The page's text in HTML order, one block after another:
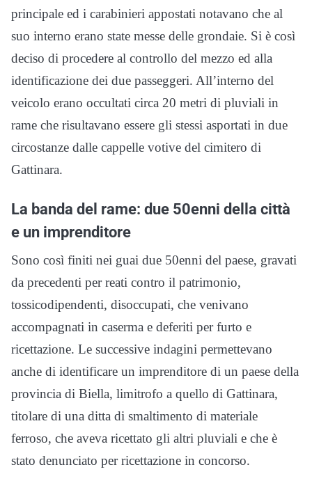
principale ed i carabinieri appostati notavano che al
suo interno erano state messe delle grondaie. Si è così
deciso di procedere al controllo del mezzo ed alla
identificazione dei due passeggeri. All’interno del
veicolo erano occultati circa 20 metri di pluviali in
rame che risultavano essere gli stessi asportati in due
circostanze dalle cappelle votive del cimitero di
Gattinara.
La banda del rame: due 50enni della città
e un imprenditore
Sono così finiti nei guai due 50enni del paese, gravati
da precedenti per reati contro il patrimonio,
tossicodipendenti, disoccupati, che venivano
accompagnati in caserma e deferiti per furto e
ricettazione. Le successive indagini permettevano
anche di identificare un imprenditore di un paese della
provincia di Biella, limitrofo a quello di Gattinara,
titolare di una ditta di smaltimento di materiale
ferroso, che aveva ricettato gli altri pluviali e che è
stato denunciato per ricettazione in concorso.